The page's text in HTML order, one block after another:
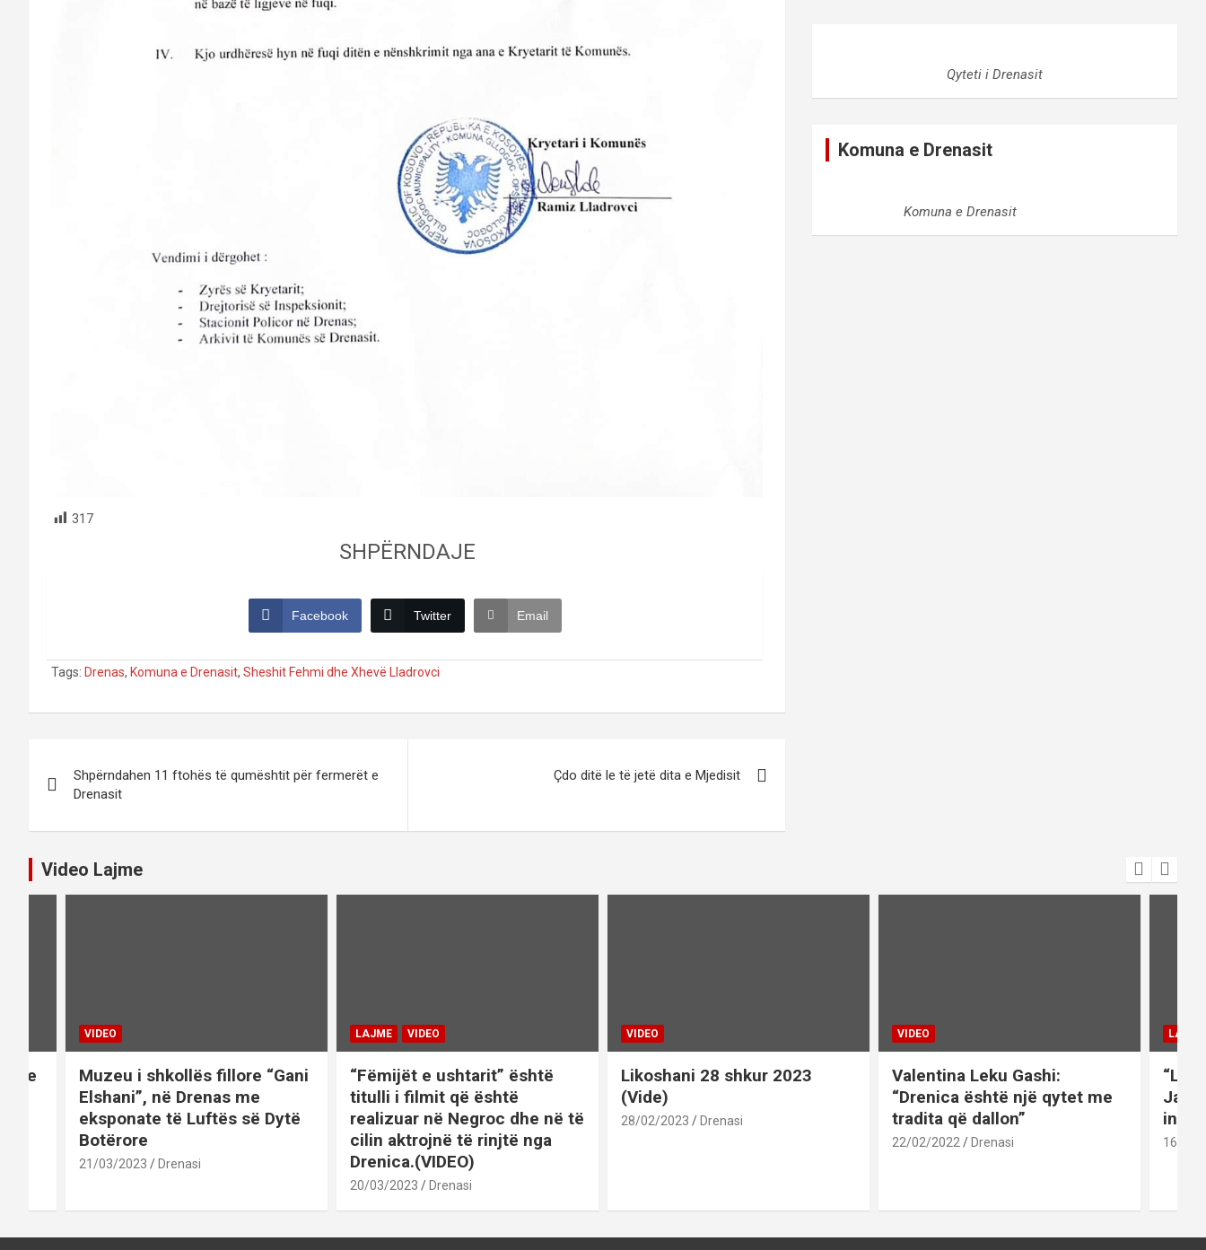
317
SHPËRNDAJE
Facebook Twitter Email
Tags: Drenas, Komuna e Drenasit, Sheshit Fehmi dhe Xhevë Lladrovci
navigation
Shpërndahen 11 ftohës të qumështit për fermerët e
Drenasit
Çdo ditë le të jetë dita e Mjedisit
Qyteti i Drenasit
Komuna e Drenasit
Komuna e Drenasit
Video Lajme
me
VIDEO
Muzeu i shkollës fillore “Gani
Elshani”, në Drenas me
eksponate të Luftës së Dytë
Botërore
21/03/2023 Drenasi
LAJME VIDEO
“Fëmijët e ushtarit” është
titulli i filmit që është
realizuar në Negroc dhe në të
cilin aktrojnë të rinjtë nga
Drenica.(VIDEO)
20/03/2023 Drenasi
VIDEO
Likoshani 28 shkur 2023
(Vide)
28/02/2023 Drenasi
VIDEO
Valentina Leku Gashi:
“Drenica është një qytet me
tradita që dallon”
22/02/2022 Drenasi
LAJME
inati
16/02/